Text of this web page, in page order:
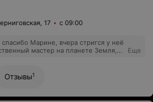
17 с 09:00
Марине, вчера стригся у неё
мастер на планете Земля,
Я знаю, как сложно найти хороших
с высоким эмоциональным
салона это удалось, и задать
атмосферу. В Гомеле
пока плохо, но в этом салоне, я
Еще
Отзывы1